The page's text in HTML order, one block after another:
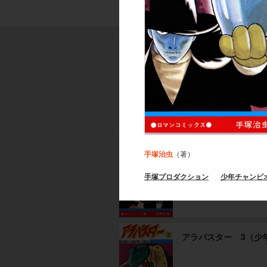
アラバスター 1（少
アラバスター 3（少
手塚治虫 （著）
手塚プロダクション 少年チャンピ